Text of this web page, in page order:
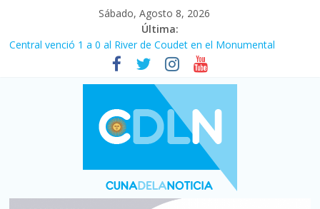
Sábado, Agosto 8, 2026
Última:
Central venció 1 a 0 al River de Coudet en el Monumental
La morosidad alcanzó su nivel más alto en dos décadas y ya
afecta a 400 mil deudores en Santa Fe
Desde que asumió Milei cerraron 41.000 kioscos: el sector
denuncia crisis como en 2001
Vacaciones de invierno con más movimiento y consumo
turístico: 4,6 millones de personas viajaron por el país, un 5,9%
Fuerte caída de la venta de autos usados en julio: bajó un 12,6%